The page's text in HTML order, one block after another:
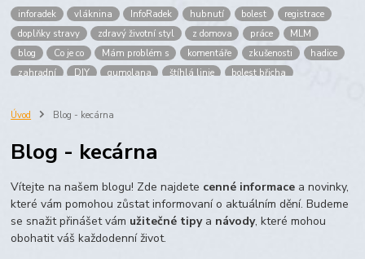
inforadek vláknina InfoRadek hubnutí bolest
registrace
doplňky stravy
zdravý životní styl z domova práce
MLM
blog
Co je co Mám problém s komentáře zkušenosti
hadice
zahradní
DIY gumolana štíhlá linie
bolest břicha
Prokloub
Vláknina
maltodextrin
škrob skrob
Úvod Blog - kecárna
Blog - kecárna
Vítejte na našem blogu! Zde najdete cenné informace a novinky,
které vám pomohou zůstat informovaní o aktuálním dění. Budeme
se snažit přinášet vám užitečné tipya návody, které mohou
obohatit váš každodenní život.